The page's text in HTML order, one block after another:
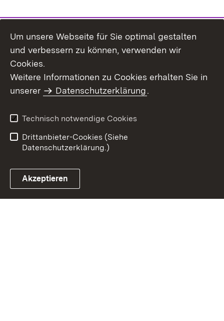
Benutzungshinweise
Erklärung zur
Um unsere Webseite für Sie optimal gestalten
und verbessern zu können, verwenden wir
Cookies.
Weitere Informationen zu Cookies erhalten Sie in
unserer
Datenschutzerklärung.
Technisch notwendige Cookies
Drittanbieter-Cookies (Siehe
Datenschutzerklärung.)
Akzeptieren